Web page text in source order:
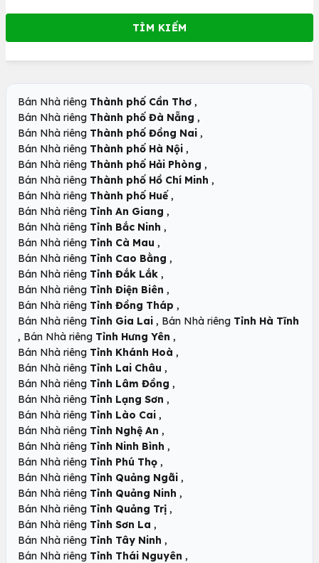
Bán Nhà riêng Thành phố Cần Thơ ,
Bán Nhà riêng Thành phố Đà Nẵng ,
Bán Nhà riêng Thành phố Đồng Nai ,
Bán Nhà riêng Thành phố Hà Nội ,
Bán Nhà riêng Thành phố Hải Phòng ,
Bán Nhà riêng Thành phố Hồ Chí Minh ,
Bán Nhà riêng Thành phố Huế ,
Bán Nhà riêng Tỉnh An Giang ,
Bán Nhà riêng Tỉnh Bắc Ninh ,
Bán Nhà riêng Tỉnh Cà Mau ,
Bán Nhà riêng Tỉnh Cao Bằng ,
Bán Nhà riêng Tỉnh Đắk Lắk ,
Bán Nhà riêng Tỉnh Điện Biên ,
Bán Nhà riêng Tỉnh Đồng Tháp ,
Bán Nhà riêng Tỉnh Gia Lai , Bán Nhà riêng Tỉnh Hà Tĩnh
, Bán Nhà riêng Tỉnh Hưng Yên ,
Bán Nhà riêng Tỉnh Khánh Hoà ,
Bán Nhà riêng Tỉnh Lai Châu ,
Bán Nhà riêng Tỉnh Lâm Đồng ,
Bán Nhà riêng Tỉnh Lạng Sơn ,
Bán Nhà riêng Tỉnh Lào Cai ,
Bán Nhà riêng Tỉnh Nghệ An ,
Bán Nhà riêng Tỉnh Ninh Bình ,
Bán Nhà riêng Tỉnh Phú Thọ ,
Bán Nhà riêng Tỉnh Quảng Ngãi ,
Bán Nhà riêng Tỉnh Quảng Ninh ,
Bán Nhà riêng Tỉnh Quảng Trị ,
Bán Nhà riêng Tỉnh Sơn La ,
Bán Nhà riêng Tỉnh Tây Ninh ,
Bán Nhà riêng Tỉnh Thái Nguyên ,